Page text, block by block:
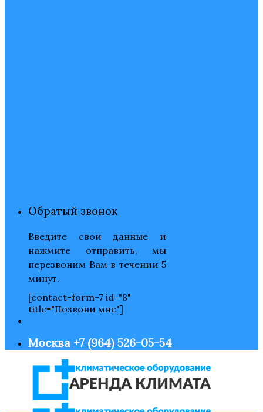
Обратый звонок
Введите свои данные и
нажмите отправить, мы
перезвоним Вам в течении 5
минут.
[contact-form-7 id="8"
title="Позвони мне"]
Москва +7 (964) 526-05-54